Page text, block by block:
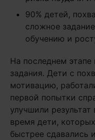
90% детей,
сложное
обучению и
На последнем
задания. Дети с
мотивацию,
первой попытки
улучшили
время дети,
быстрее сдавались